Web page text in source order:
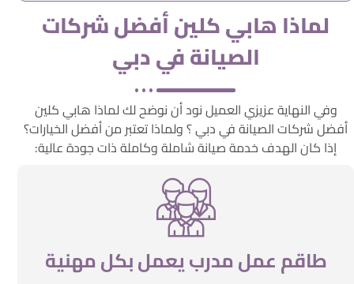
لماذا هابي كلين أفضل شركات
الصيانة في دبي
وفي النهاية عزيزي العميل نود أن نوضح لك لماذا هابي كلين
أفضل شركات الصيانة في دبي ؟ ولماذا تعتبر من أفضل الخيارات؟
إذا كان الهدف خدمة صيانة شاملة وكاملة ذات جودة عالية:
طاقم عمل مدرب يعمل بكل مهنية